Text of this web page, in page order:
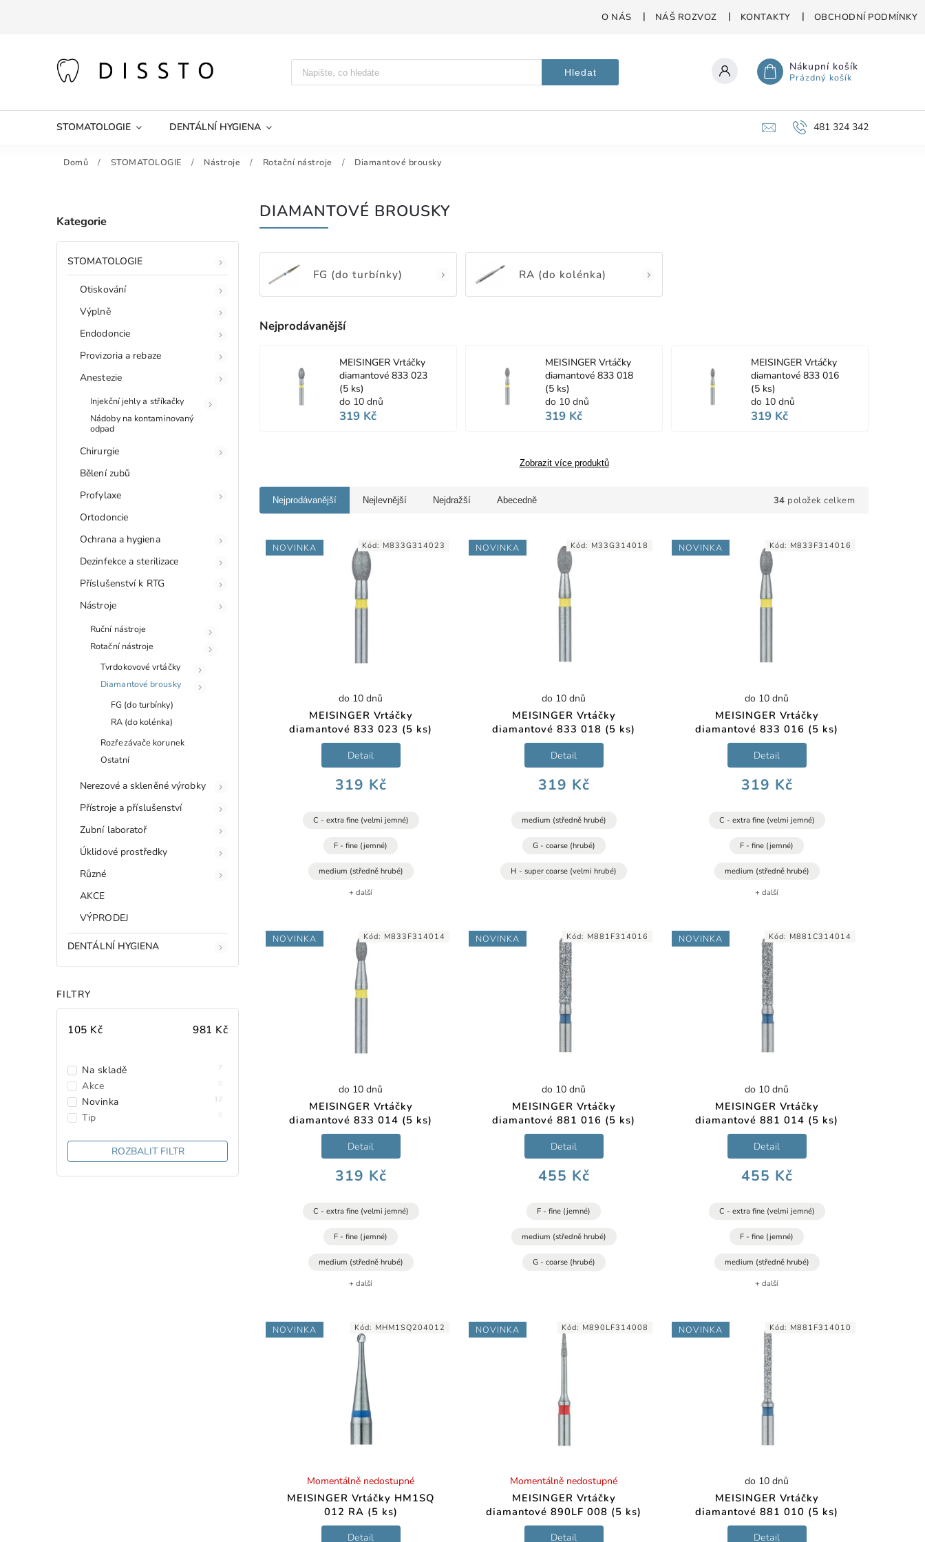
O NÁS NÁŠ ROZVOZ KONTAKTY OBCHODNÍ PODMÍNKY
Hledat Nákupní košík
Prázdný košík
STOMATOLOGIE DENTÁLNÍ HYGIENA 481 324 342
Domů / STOMATOLOGIE / Nástroje / Rotační nástroje / Diamantové brousky
Kategorie
STOMATOLOGIE
Otiskování
Výplně
Endodoncie
Provizoria a rebaze
Anestezie
Injekční jehly a stříkačky
Nádoby na kontaminovaný
odpad
Chirurgie
Bělení zubů
Profylaxe
Ortodoncie
Ochrana a hygiena
Dezinfekce a sterilizace
Příslušenství k RTG
Nástroje
Ruční nástroje
Rotační nástroje
Tvrdokovové vrtáčky
Diamantové brousky
FG (do turbínky)
RA (do kolénka)
Rozřezávače korunek
Ostatní
Nerezové a skleněné výrobky
Přístroje a příslušenství
Zubní laboratoř
Úklidové prostředky
Různé
AKCE
VÝPRODEJ
DENTÁLNÍ HYGIENA
FILTRY
105 Kč 981 Kč
Na skladě 7
Akce 0
Novinka 12
Tip 0
ROZBALIT FILTR
DIAMANTOVÉ BROUSKY
FG (do turbínky) RA (do kolénka)
Nejprodávanější
MEISINGER Vrtáčky
diamantové 833 023
(5 ks)
do 10 dnů
319 Kč
MEISINGER Vrtáčky
diamantové 833 018
(5 ks)
do 10 dnů
319 Kč
MEISINGER Vrtáčky
diamantové 833 016
(5 ks)
do 10 dnů
319 Kč
Zobrazit více produktů
Nejprodávanější Nejlevnější Nejdražší Abecedně 34 položek celkem
NOVINKA
MEISINGER Vrtáčky
diamantové 833 023 (5 ks)
do 10 dnů
319 Kč
Detail
C - extra fine (velmi jemné)
F - fine (jemné)
medium (středně hrubé)
+ další
Kód: M833G314023 NOVINKA
MEISINGER Vrtáčky
diamantové 833 018 (5 ks)
do 10 dnů
319 Kč
Detail
medium (středně hrubé)
G - coarse (hrubé)
H - super coarse (velmi hrubé)
Kód: M33G314018 NOVINKA
MEISINGER Vrtáčky
diamantové 833 016 (5 ks)
do 10 dnů
319 Kč
Detail
C - extra fine (velmi jemné)
F - fine (jemné)
medium (středně hrubé)
+ další
Kód: M833F314016
NOVINKA
MEISINGER Vrtáčky
diamantové 833 014 (5 ks)
do 10 dnů
319 Kč
Detail
C - extra fine (velmi jemné)
F - fine (jemné)
medium (středně hrubé)
+ další
Kód: M833F314014 NOVINKA
MEISINGER Vrtáčky
diamantové 881 016 (5 ks)
do 10 dnů
455 Kč
Detail
F - fine (jemné)
medium (středně hrubé)
G - coarse (hrubé)
Kód: M881F314016 NOVINKA
MEISINGER Vrtáčky
diamantové 881 014 (5 ks)
do 10 dnů
455 Kč
Detail
C - extra fine (velmi jemné)
F - fine (jemné)
medium (středně hrubé)
+ další
Kód: M881C314014
NOVINKA
MEISINGER Vrtáčky HM1SQ
012 RA (5 ks)
Momentálně nedostupné
Detail
Kód: MHM1SQ204012 NOVINKA
MEISINGER Vrtáčky
diamantové 890LF 008 (5 ks)
Momentálně nedostupné
Detail
Kód: M890LF314008 NOVINKA
MEISINGER Vrtáčky
diamantové 881 010 (5 ks)
do 10 dnů
Detail
Kód: M881F314010